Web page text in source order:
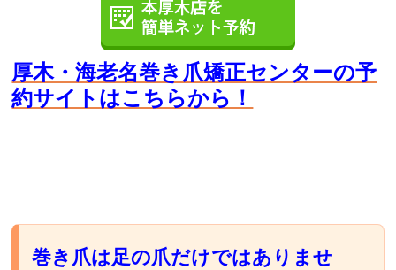
厚木・海老名巻き爪矯正センターの予
約サイトはこちらから！
巻き爪は足の爪だけではありませ